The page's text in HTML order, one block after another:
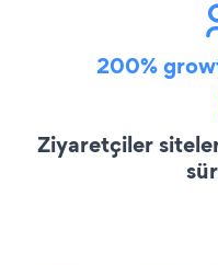
200%
Ziyaretçiler